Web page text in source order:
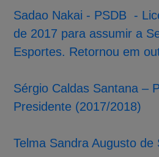
Sadao Nakai - PSDB -
de 2017 para assumir a
Esportes. Retornou em
Sérgio Caldas Santana –
Presidente (2017/2018)
Telma Sandra Augusto de